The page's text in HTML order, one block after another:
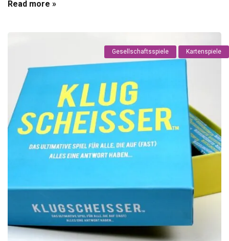
Read more »
Gesellschaftsspiele Kartenspiele